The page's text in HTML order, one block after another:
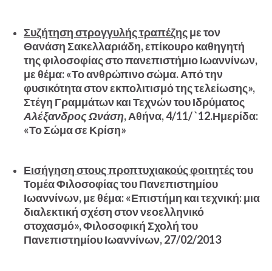
Συζήτηση στρογγυλής τραπέζηςμε τον
Θανάση Σακελλαριάδη, επίκουρο καθηγητή
της φιλοσοφίας στο πανεπιστήμιο Ιωαννίνων,
με θέμα: «Το ανθρώπινο σώμα. Από την
φυσικότητα στον εκπολιτισμό της τελείωσης»,
Στέγη Γραμμάτων και Τεχνών του Ιδρύματος
Αλέξανδρος Ωνάση, Αθήνα, 4/11/ `12.Ημερίδα:
«Το Σώμα σε Κρίση»
Εισήγηση στους προπτυχιακούς φοιτητέςτου
Τομέα Φιλοσοφίας του Πανεπιστημίου
Ιωαννίνων, με θέμα: «Επιστήμη και τεχνική: μια
διαλεκτική σχέση στον νεοελληνικό
στοχασμό», Φιλοσοφική Σχολή του
Πανεπιστημίου Ιωαννίνων, 27/02/2013